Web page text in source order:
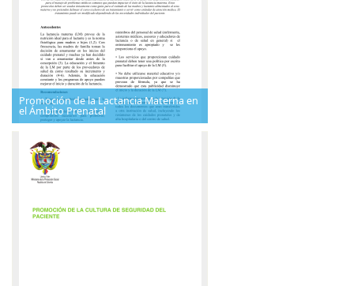
Promoción de la Lactancia Materna en
el Ámbito Prenatal